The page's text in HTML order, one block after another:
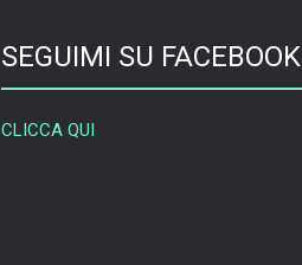
SEGUIMI SU FACEBOOK
CLICCA QUI